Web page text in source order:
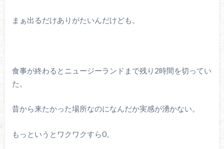
まぁ出るだけありがたいんだけども。
食事が終わるとニュージーランドまで残り2時間を切ってい
た。
昔から来たかった場所なのになんだか実感が湧かない。
もっというとワクワクすら0。